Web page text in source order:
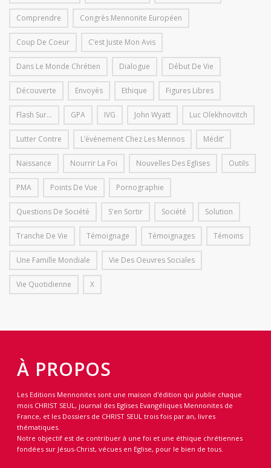
Comprendre Congrès Mennonite Européen
Coup De Coeur C’est Juste Mon Avis
Dans Le Monde Chrétien Dialogue Début De Vie
Découverte Envoyés Ethique Figures Libres
Flash Sur... GPA IVG John Wyatt Luc Olekhnovitch
Lutter Contre L’événement Chez Les Mennos Médit’
Naissance Nourrir La Foi Nouvelles Des Eglises Outils
PMA Points De Vue Pornographie
Questions De Société S'en Sortir Société Solution
Tranche De Vie Témoignage Témoignages Témoins
Une Famille Mondiale Vie Des Oeuvres Sociales
Vie Quotidienne X
À PROPOS
Les Editions Mennonites sont une maison d'édition qui publie chaque
mois CHRIST SEUL, journal des Eglises Evangéliques Mennonites de
France, et les Dossiers de CHRIST SEUL trois fois par an, livres
thématiques.
Notre objectif est de contribuer à une foi et une éthique chrétiennes
fondées sur Jésus-Christ, vécues en Eglise, pour le bien de tous.